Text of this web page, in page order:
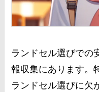
ランドセル選びでの
報収集にあります。
ランドセル選びに欠